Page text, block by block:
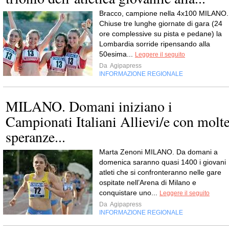
Bracco, campione nella 4x100 MILANO.
Chiuse tre lunghe giornate di gara (24
ore complessive su pista e pedane) la
Lombardia sorride ripensando alla
50esima... Leggere il seguito
Da Agipapress
INFORMAZIONE REGIONALE
MILANO. Domani iniziano i
Campionati Italiani Allievi/e con
speranze...
Marta Zenoni MILANO. Da domani a
domenica saranno quasi 1400 i giovani
atleti che si confronteranno nelle gare
ospitate nell’Arena di Milano e
conquistare uno... Leggere il seguito
Da Agipapress
INFORMAZIONE REGIONALE